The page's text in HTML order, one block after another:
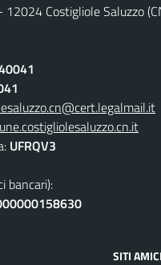
Costigliole Saluzzo
UFRQV3
bancari):
SITI AMICI